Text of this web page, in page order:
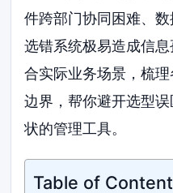
件跨部门协同困难、
选错系统极易造成信
合实际业务场景，梳
边界，帮你避开选型
状的管理工具。
Table of